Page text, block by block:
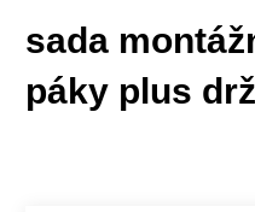
sada
páky plus